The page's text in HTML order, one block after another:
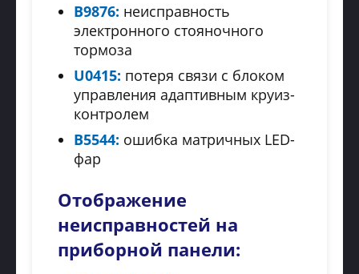
B9876: неисправность
электронного стояночного
тормоза
U0415: потеря связи с блоком
управления адаптивным круиз-
контролем
B5544: ошибка матричных LED-
фар
Отображение
неисправностей на
приборной панели: